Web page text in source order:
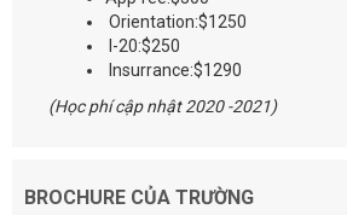
Orientation:$1250
I-20:$250
Insurrance:$1290
(Học phí cập nhật 2020 -2021)
BROCHURE CỦA TRƯỜNG